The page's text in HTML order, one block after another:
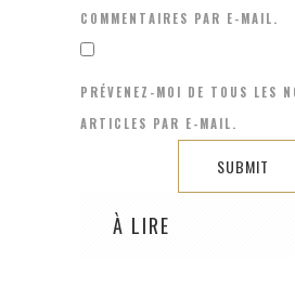
COMMENTAIRES PAR E-MAIL.
PRÉVENEZ-MOI DE TOUS LES
ARTICLES PAR E-MAIL.
À LIRE